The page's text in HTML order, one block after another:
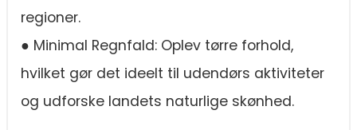
regioner.
● Minimal Regnfald: Oplev tørre forhold,
hvilket gør det ideelt til udendørs aktiviteter
og udforske landets naturlige skønhed.